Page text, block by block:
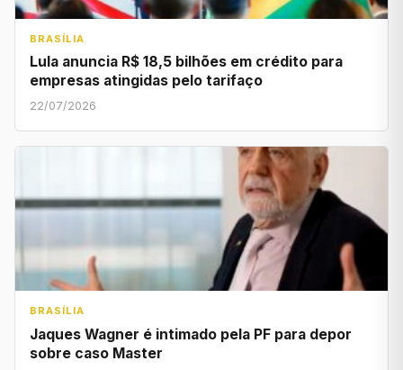
BRASÍLIA
Lula anuncia R$ 18,5 bilhões em crédito para
empresas atingidas pelo tarifaço
22/07/2026
BRASÍLIA
Jaques Wagner é intimado pela PF para depor
sobre caso Master